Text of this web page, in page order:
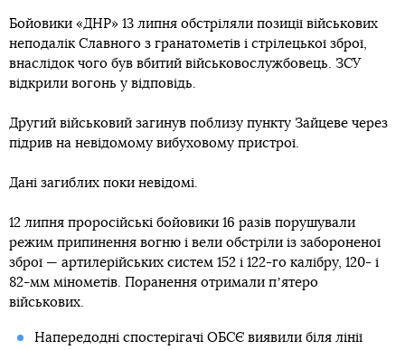
Бойовики «ДНР» 13 липня обстріляли позиції військових
неподалік Славного з гранатометів і стрілецької зброї,
внаслідок чого був вбитий військовослужбовець. ЗСУ
відкрили вогонь у відповідь.
Другий військовий загинув поблизу пункту Зайцеве через
підрив на невідомому вибуховому пристрої.
Дані загиблих поки невідомі.
12 липня проросійські бойовики 16 разів порушували
режим припинення вогню і вели обстріли із забороненої
зброї — артилерійських систем 152 і 122-го калібру, 120- і
82-мм мінометів. Поранення отримали пʼятеро
військових.
Напередодні спостерігачі ОБСЄ виявили біля лінії